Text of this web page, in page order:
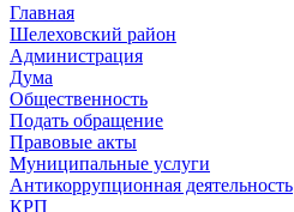
Главная
Шелеховский район
Администрация
Дума
Общественность
Подать обращение
Правовые акты
Муниципальные услуги
Антикоррупционная деятельность
КРП